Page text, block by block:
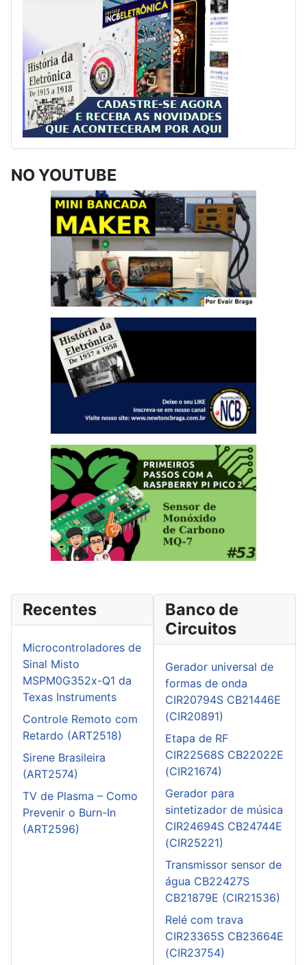
NO YOUTUBE
Recentes
Microcontroladores de
Sinal Misto
MSPM0G352x-Q1 da
Texas Instruments
Controle Remoto com
Retardo (ART2518)
Sirene Brasileira
(ART2574)
TV de Plasma – Como
Prevenir o Burn-In
(ART2596)
Banco de
Circuitos
Gerador universal de
formas de onda
CIR20794S CB21446E
(CIR20891)
Etapa de RF
CIR22568S CB22022E
(CIR21674)
Gerador para
sintetizador de música
CIR24694S CB24744E
(CIR25221)
Transmissor sensor de
água CB22427S
CB21879E (CIR21536)
Relé com trava
CIR23365S CB23664E
(CIR23754)